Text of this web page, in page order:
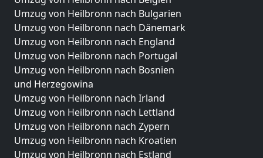
Umzug von Heilbronn nach Bulgarien
Umzug von Heilbronn nach Dänemark
Umzug von Heilbronn nach England
Umzug von Heilbronn nach Portugal
Umzug von Heilbronn nach Bosnien
und Herzegowina
Umzug von Heilbronn nach Irland
Umzug von Heilbronn nach Lettland
Umzug von Heilbronn nach Zypern
Umzug von Heilbronn nach Kroatien
Umzug von Heilbronn nach Estland